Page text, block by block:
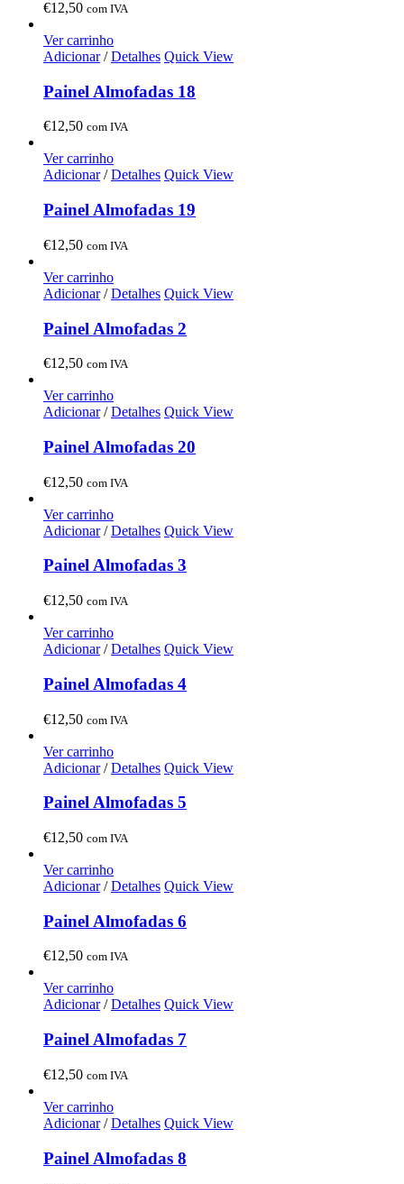
€12,50 com IVA
Ver carrinho
Adicionar/ Detalhes Quick View
Painel Almofadas 18
€12,50 com IVA
Ver carrinho
Adicionar/ Detalhes Quick View
Painel Almofadas 19
€12,50 com IVA
Ver carrinho
Adicionar/ Detalhes Quick View
Painel Almofadas 2
€12,50 com IVA
Ver carrinho
Adicionar/ Detalhes Quick View
Painel Almofadas 20
€12,50 com IVA
Ver carrinho
Adicionar/ Detalhes Quick View
Painel Almofadas 3
€12,50 com IVA
Ver carrinho
Adicionar/ Detalhes Quick View
Painel Almofadas 4
€12,50 com IVA
Ver carrinho
Adicionar/ Detalhes Quick View
Painel Almofadas 5
€12,50 com IVA
Ver carrinho
Adicionar/ Detalhes Quick View
Painel Almofadas 6
€12,50 com IVA
Ver carrinho
Adicionar/ Detalhes Quick View
Painel Almofadas 7
€12,50 com IVA
Ver carrinho
Adicionar/ Detalhes Quick View
Painel Almofadas 8